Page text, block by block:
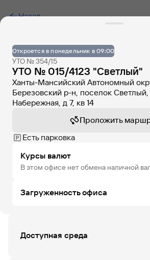
Назад
Откроется в понедельник в 09:00
УТО № 354/15
УТО № 015/4123 "Светлый"
Ханты-Мансийский Автономный
Березовский р-н, поселок Светлый,
Набережная, д 7, кв 14
Проложить
Есть парковка
Курсы валют
В этом офисе нет обмена наличной
Загруженность офиса
СБ ВС ПН
Доступная среда